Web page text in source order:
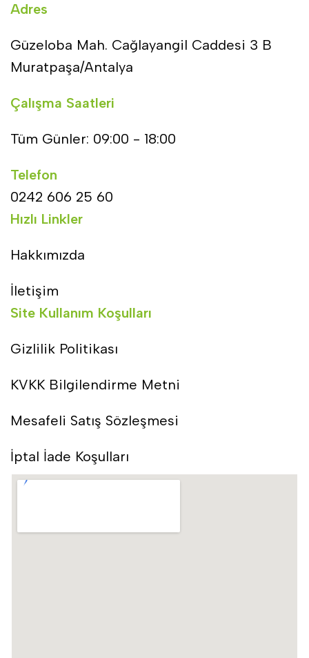
Adres
Güzeloba Mah. Cağlayangil Caddesi 3 B
Muratpaşa/Antalya
Çalışma Saatleri
Tüm Günler: 09:00 - 18:00
Telefon
0242 606 25 60
Hızlı Linkler
Hakkımızda
İletişim
Site Kullanım Koşulları
Gizlilik Politikası
KVKK Bilgilendirme Metni
Mesafeli Satış Sözleşmesi
İptal İade Koşulları